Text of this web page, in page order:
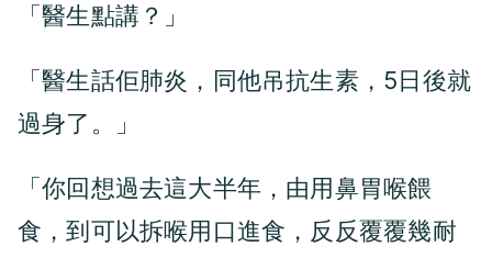
「醫生點講？」
「醫生話佢肺炎，同他吊抗生素，5日後就
過身了。」
「你回想過去這大半年，由用鼻胃喉餵
食，到可以拆喉用口進食，反反覆覆幾耐